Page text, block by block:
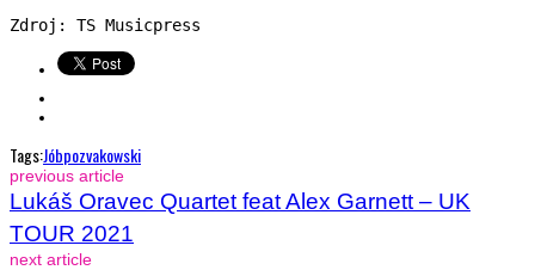
Zdroj: TS Musicpress
Tags:JóbPozvakowski
previous article
Lukáš Oravec Quartet feat Alex Garnett – UK
TOUR 2021
next article